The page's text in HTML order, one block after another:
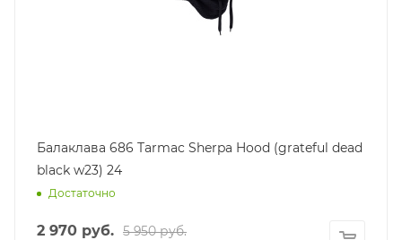
Балаклава 686 Tarmac Sherpa Hood (grateful dead
black w23) 24
Достаточно
2 970 руб. 5 950руб.